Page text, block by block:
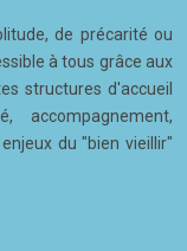
de précarité ou
à tous grâce aux
structures d'accueil
accompagnement,
du "bien vieillir"